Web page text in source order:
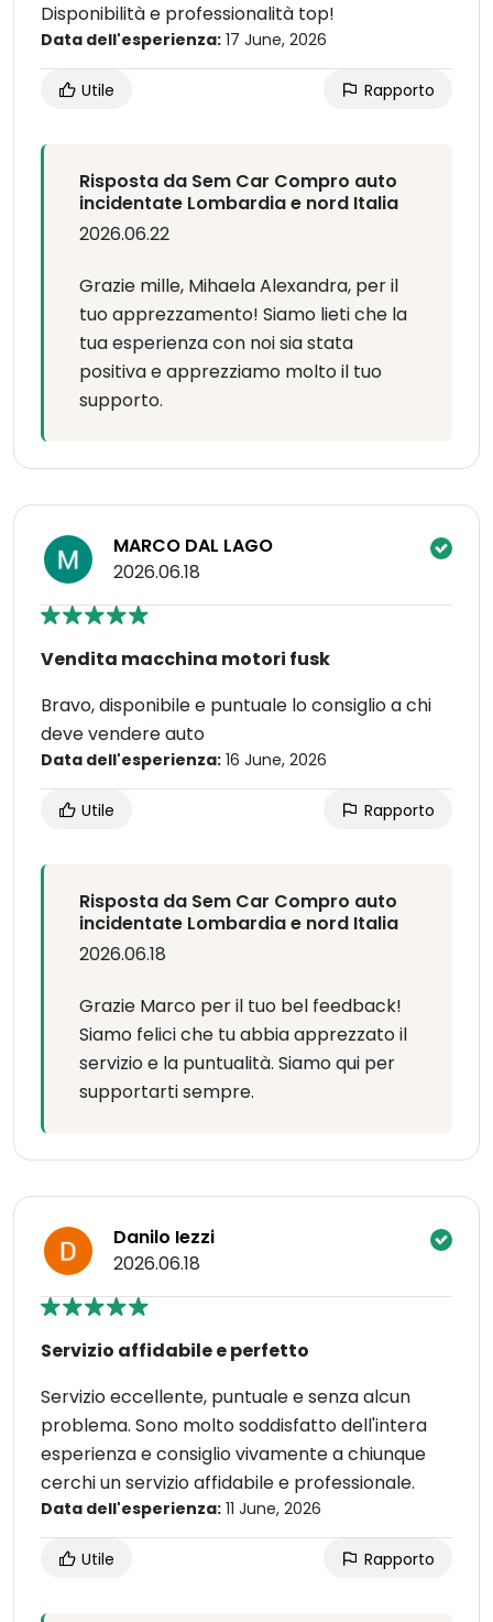
Disponibilità e professionalità top!
Data dell'esperienza: 17 June, 2026
Utile Rapporto
Risposta da Sem Car Compro auto
incidentate Lombardia e nord Italia
2026.06.22
Grazie mille, Mihaela Alexandra, per il
tuo apprezzamento! Siamo lieti che la
tua esperienza con noi sia stata
positiva e apprezziamo molto il tuo
supporto.
MARCO DAL LAGO
2026.06.18
Vendita macchina motori fusk
Bravo, disponibile e puntuale lo consiglio a chi
deve vendere auto
Data dell'esperienza: 16 June, 2026
Utile Rapporto
Risposta da Sem Car Compro auto
incidentate Lombardia e nord Italia
2026.06.18
Grazie Marco per il tuo bel feedback!
Siamo felici che tu abbia apprezzato il
servizio e la puntualità. Siamo qui per
supportarti sempre.
Danilo Iezzi
2026.06.18
Servizio affidabile e perfetto
Servizio eccellente, puntuale e senza alcun
problema. Sono molto soddisfatto dell'intera
esperienza e consiglio vivamente a chiunque
cerchi un servizio affidabile e professionale.
Data dell'esperienza: 11 June, 2026
Utile Rapporto